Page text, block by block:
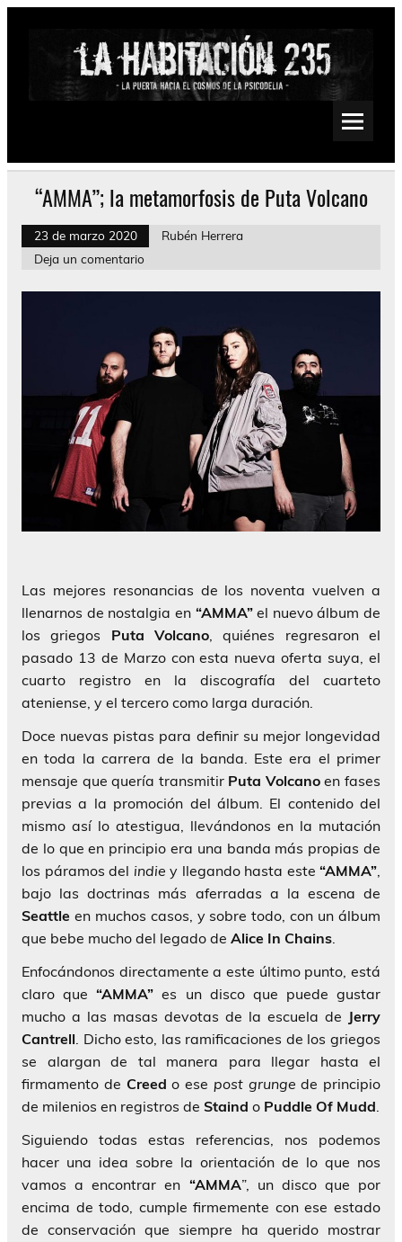
Saltar
Psychedelic, Stoner, Doom, Sludge, Fuzz, Space, Drone
“AMMA”; la metamorfosis de Puta Volcano
23 de marzo 2020
Rubén Herrera
Deja un comentario
Las mejores resonancias de los noventa vuelven a
llenarnos de nostalgia en “AMMA”el nuevo álbum de
los griegos Puta Volcano, quiénes regresaron el
pasado 13 de Marzo con esta nueva oferta suya, el
cuarto registro en la discografía del cuarteto
ateniense, y el tercero como larga duración.
Doce nuevas pistas para definir su mejor longevidad
en toda la carrera de la banda. Este era el primer
mensaje que quería transmitir Puta Volcanoen fases
previas a la promoción del álbum. El contenido del
mismo así lo atestigua, llevándonos en la mutación
de lo que en principio era una banda más propias de
los páramos del indie y llegando hasta este “AMMA”,
bajo las doctrinas más aferradas a la escena de
Seattle en muchos casos, y sobre todo, con un álbum
que bebe mucho del legado de Alice In Chains.
Enfocándonos directamente a este último punto, está
claro que“AMMA” es un disco que puede gustar
mucho a las masas devotas de la escuela de Jerry
Cantrell. Dicho esto, las ramificaciones de los griegos
se alargan de tal manera para llegar hasta el
firmamento de Creed o ese post grunge de principio
de milenios en registros de Staind o Puddle Of Mudd.
Siguiendo todas estas referencias, nos podemos
hacer una idea sobre la orientación de lo que nos
vamos a encontrar en “AMMA”, un disco que por
encima de todo, cumple firmemente con ese estado
de conservación que siempre ha querido mostrar